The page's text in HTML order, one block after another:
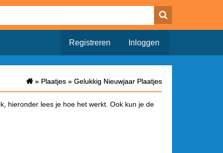
Registreren Inloggen
» Plaatjes » Gelukkig Nieuwjaar Plaatjes
» Plaatjes » Gelukkig Nieuwjaar Plaatjes
hieronder lees je hoe het werkt. Ook kun je de